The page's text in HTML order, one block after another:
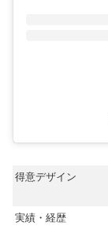
得意デザイン
実績・経歴